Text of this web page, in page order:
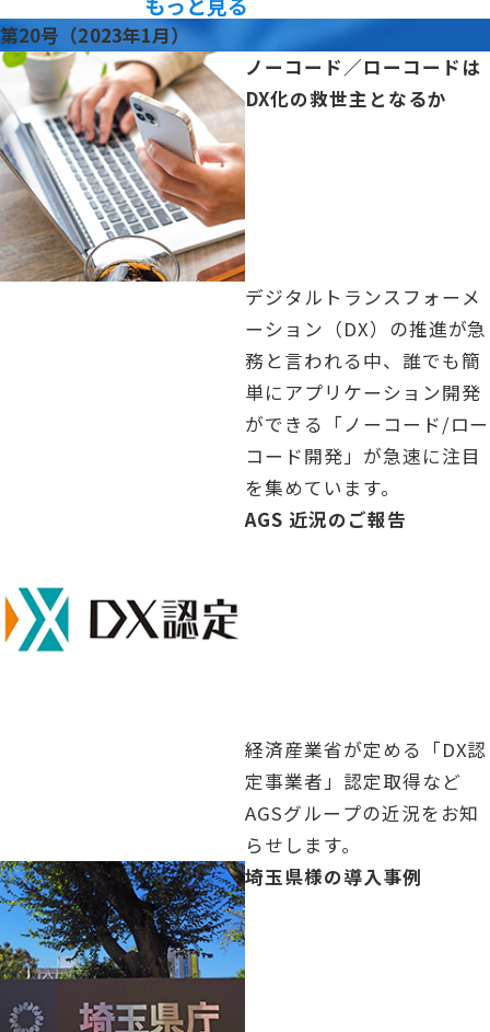
第20号（2023年1月）
「」の記事を読む
ノーコード／ローコードは
DX化の救世主となるか
デジタルトランスフォーメ
ーション（DX）の推進が急
務と言われる中、誰でも簡
単にアプリケーション開発
ができる「ノーコード/ロー
コード開発」が急速に注目
を集めています。
AGS 近況のご報告
経済産業省が定める「DX認
定事業者」認定取得など
AGSグループの近況をお知
らせします。
「」の記事を読む
埼玉県様の導入事例